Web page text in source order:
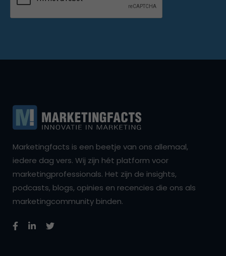
Marketingfacts is een beetje van ons allemaal,
iedere dag vers. Wij zijn hét platform voor
marketingprofessionals. Het zijn de insights,
podcasts, blogs, opinies en recencies die ons als
marketingcommunity binden.